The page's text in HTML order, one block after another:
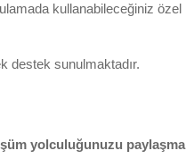
kullanabileceğiniz
destek sunulmaktadır.
yolculuğunuzu